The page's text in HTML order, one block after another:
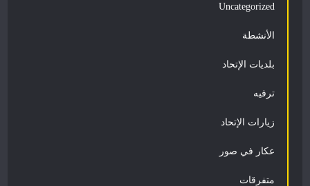
Uncategorized
الأنشطة
بلديات الإتحاد
ترفيه
زيارات الإتحاد
عكار في صور
متفرقات